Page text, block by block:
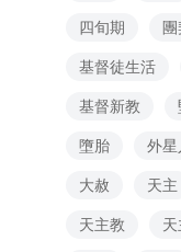
四旬期
團
基督徒生活
基督新教
墮胎
外星
大赦
天主
天主教